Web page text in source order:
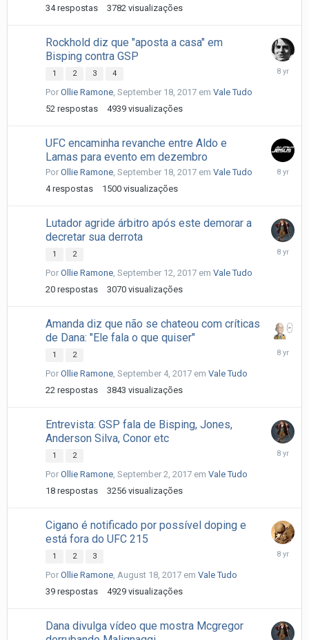
34 respostas 3782 visualizações
Rockhold diz que "aposta a casa" em
Bisping contra GSP
1 2 3 4
Por Ollie Ramone September 18, 2017 em Vale Tudo
52 respostas 4939 visualizações
UFC encaminha revanche entre Aldo e
Lamas para evento em dezembro
Por Ollie Ramone September 18, 2017 em Vale Tudo
4 respostas 1500 visualizações
Lutador agride árbitro após este demorar a
decretar sua derrota
1 2
Por Ollie Ramone September 12, 2017 em Vale Tudo
20 respostas 3070 visualizações
Amanda diz que não se chateou com críticas
de Dana: "Ele fala o que quiser"
1 2
Por Ollie Ramone September 4, 2017 em Vale Tudo
22 respostas 3843 visualizações
Entrevista: GSP fala de Bisping, Jones,
Anderson Silva, Conor etc
1 2
Por Ollie Ramone September 2, 2017 em Vale Tudo
18 respostas 3256 visualizações
Cigano é notificado por possível doping e
está fora do UFC 215
1 2 3
Por Ollie Ramone August 18, 2017 em Vale Tudo
39 respostas 4929 visualizações
August
Dana divulga vídeo que mostra Mcgregor